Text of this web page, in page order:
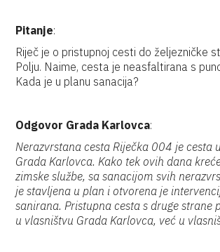
Pitanje:
Riječ je o pristupnoj cesti do željezničke
Polju. Naime, cesta je neasfaltirana s
Kada je u planu sanacija?
Odgovor Grada Karlovca:
Nerazvrstana cesta Riječka 004 je cesta
Grada Karlovca.Kako tek ovih dana
zimske službe, sa sanacijom svih
je stavljena u plan i otvorena je
sanirana. Pristupna cesta s druge strane
u vlasništvu Grada Karlovca, već u